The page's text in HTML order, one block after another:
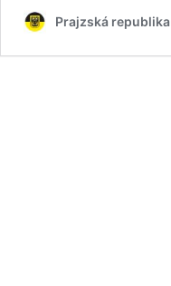
Prajzská republika